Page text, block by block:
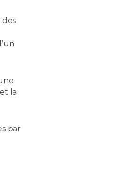
des
la
par